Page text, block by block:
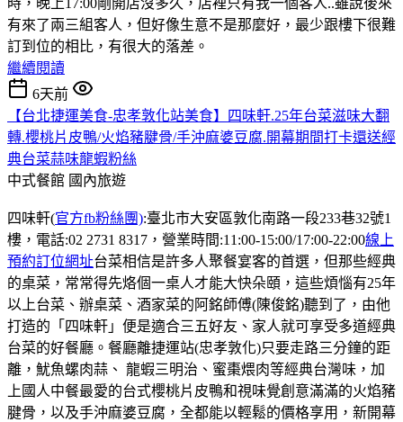
有來了兩三組客人，但好像生意不是那麼好，最少跟樓下很難
訂到位的相比，有很大的落差。
繼續閱讀
6天前
【台北捷運美食-忠孝敦化站美食】四味軒.25年台菜滋味大翻
轉.櫻桃片皮鴨/火焰豬腱骨/手沖麻婆豆腐.開幕期間打卡還送經
典台菜蒜味龍蝦粉絲
中式餐館 國內旅遊
四味軒(官方fb粉絲團):臺北市大安區敦化南路一段233巷32號1
樓，電話:02 2731 8317，營業時間:11:00-15:00/17:00-22:00線上
預約訂位網址台菜相信是許多人聚餐宴客的首選，但那些經典
的桌菜，常常得先烙個一桌人才能大快朵頤，這些煩惱有25年
以上台菜、辦桌菜、酒家菜的阿銘師傅(陳俊銘)聽到了，由他
打造的「四味軒」便是適合三五好友、家人就可享受多道經典
台菜的好餐廳。餐廳離捷運站(忠孝敦化)只要走路三分鐘的距
離，魷魚螺肉蒜、 龍蝦三明治、蜜棗煨肉等經典台灣味，加
上國人中餐最愛的台式櫻桃片皮鴨和視味覺創意滿滿的火焰豬
腱骨，以及手沖麻婆豆腐，全都能以輕鬆的價格享用，新開幕